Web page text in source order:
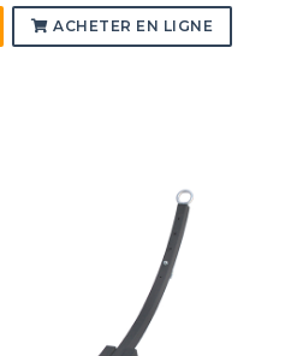
ACHETER EN LIGNE